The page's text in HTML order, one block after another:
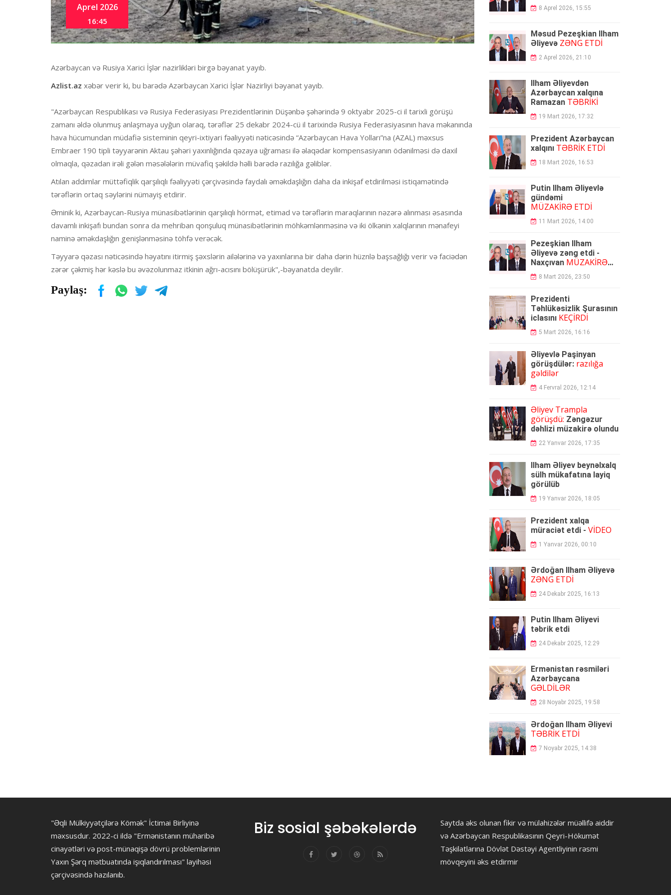
Aprel 2026
16:45
Azərbaycan və Rusiya Xarici İşlər nazirlikləri birgə bəyanat yayıb.
Azlist.az xəbər verir ki, bu barədə Azərbaycan Xarici İşlər Nazirliyi bəyanat yayıb.
"Azərbaycan Respublikası və Rusiya Federasiyası Prezidentlərinin Düşənbə şəhərində 9 oktyabr 2025-ci il tarixli görüşü
zamanı əldə olunmuş anlaşmaya uyğun olaraq, tərəflər 25 dekabr 2024-cü il tarixində Rusiya Federasiyasının hava məkanında
hava hücumundan müdafiə sisteminin qeyri-ixtiyari fəaliyyəti nəticəsində “Azərbaycan Hava Yolları”na (AZAL) məxsus
Embraer 190 tipli təyyarənin Aktau şəhəri yaxınlığında qəzaya uğraması ilə əlaqədar kompensasiyanın ödənilməsi də daxil
olmaqla, qəzadan irəli gələn məsələlərin müvafiq şəkildə həlli barədə razılığa gəliblər.
Atılan addımlar müttəfiqlik qarşılıqlı fəaliyyəti çərçivəsində faydalı əməkdaşlığın daha da inkişaf etdirilməsi istiqamətində
tərəflərin ortaq səylərini nümayiş etdirir.
Əminik ki, Azərbaycan-Rusiya münasibətlərinin qarşılıqlı hörmət, etimad və tərəflərin maraqlarının nəzərə alınması əsasında
davamlı inkişafı bundan sonra da mehriban qonşuluq münasibətlərinin möhkəmlənməsinə və iki ölkənin xalqlarının mənafeyi
naminə əməkdaşlığın genişlənməsinə töhfə verəcək.
Təyyarə qəzası nəticəsində həyatını itirmiş şəxslərin ailələrinə və yaxınlarına bir daha dərin hüznlə başsağlığı verir və faciədən
zərər çəkmiş hər kəslə bu əvəzolunmaz itkinin ağrı-acısını bölüşürük",-bəyanatda deyilir.
Paylaş:
8 Aprel 2026, 15:55
Məsud Pezeşkian İlham
Əliyevə ZƏNG ETDİ
2 Aprel 2026, 21:10
İlham Əliyevdən
Azərbaycan xalqına
Ramazan TƏBRİKİ
19 Mart 2026, 17:32
Prezident Azərbaycan
xalqını TƏBRİK ETDİ
18 Mart 2026, 16:53
Putin İlham Əliyevlə
gündəmi
MÜZAKİRƏ ETDİ
11 Mart 2026, 14:00
Pezeşkian İlham
Əliyevə zəng etdi -
Naxçıvan MÜZAKİRƏ
OLUNDU
8 Mart 2026, 23:50
Prezidenti
Təhlükəsizlik Şurasının
iclasınıKEÇİRDİ
5 Mart 2026, 16:16
Əliyevlə Paşinyan
görüşdülər: razılığa
gəldilər
4 Fervral 2026, 12:14
Əliyev Trampla
görüşdü: Zəngəzur
dəhlizi müzakirə olundu
22 Yanvar 2026, 17:35
İlham Əliyev beynəlxalq
sülh mükafatına layiq
görülüb
19 Yanvar 2026, 18:05
Prezident xalqa
müraciət etdi - VİDEO
1 Yanvar 2026, 00:10
Ərdoğan İlham Əliyevə
ZƏNG ETDİ
24 Dekabr 2025, 16:13
Putin İlham Əliyevi
təbrik etdi
24 Dekabr 2025, 12:29
Ermənistan rəsmiləri
Azərbaycana
GƏLDİLƏR
28 Noyabr 2025, 19:58
Ərdoğan İlham Əliyevi
TƏBRİK ETDİ
7 Noyabr 2025, 14:38
"Əqli Mülkiyyətçilərə Kömək" İctimai Birliyinə
məxsusdur. 2022-ci ildə "Ermənistanın müharibə
cinayətləri və post-münaqişə dövrü problemlərinin
Yaxın Şərq mətbuatında işıqlandırılması" layihəsi
çərçivəsində hazılanıb.
Biz sosial şəbəkələrdə
Saytda əks olunan fikir və mülahizələr müəllifə aiddir
və Azərbaycan Respublikasının Qeyri-Hökumət
Təşkilatlarına Dövlət Dəstəyi Agentliyinin rəsmi
mövqeyini əks etdirmir